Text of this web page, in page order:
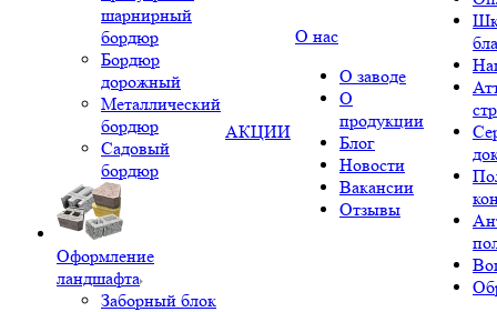
шарнирный
бордюр
Бордюр
дорожный
Металлический
бордюр
Садовый
бордюр
Оформление
ландшафта
Заборный блок
АКЦИИ
О нас
О заводе
О
продукции
Блог
Новости
Вакансии
Отзывы